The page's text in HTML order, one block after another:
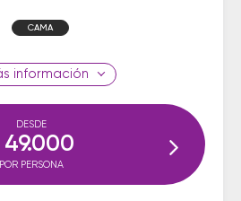
CAMA
información
DESDE
49.000
POR PERSONA